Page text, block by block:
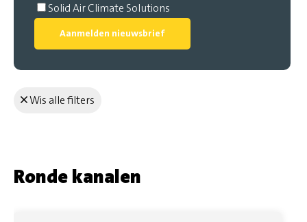
Solid Air Climate Solutions
Aanmelden nieuwsbrief
Wis alle filters
Ronde kanalen